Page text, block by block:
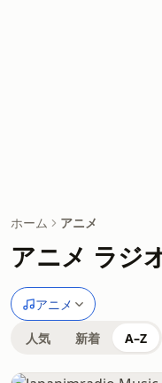
ホーム アニメ
アニメ ラジ
アニメ
人気 新着 A–Z